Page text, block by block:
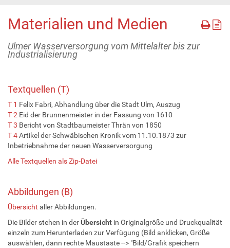
Materialien und Medien
Ulmer Wasserversorgung vom Mittelalter bis zur
Industrialisierung
Textquellen (T)
T 1 Felix Fabri, Abhandlung über die Stadt Ulm, Auszug
T 2 Eid der Brunnenmeister in der Fassung von 1610
T 3 Bericht von Stadtbaumeister Thrän von 1850
T 4Artikel der Schwäbischen Kronik vom 11.10.1873 zur
Inbetriebnahme der neuen Wasserversorgung
Alle Textquellen als Zip-Datei
Abbildungen (B)
Übersicht aller Abbildungen.
Die Bilder stehen in derÜbersicht in Originalgröße und Druckqualität
einzeln zum Herunterladen zur Verfügung (Bild anklicken, Größe
auswählen, dann rechte Maustaste --> "Bild/Grafik speichern